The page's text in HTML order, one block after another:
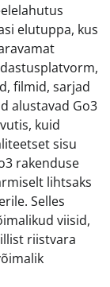
elutuppa, kus
filmid, sarjad
alustavad Go3
kuid
sisu
rakenduse
lihtsaks
Selles
viisid,
riistvara